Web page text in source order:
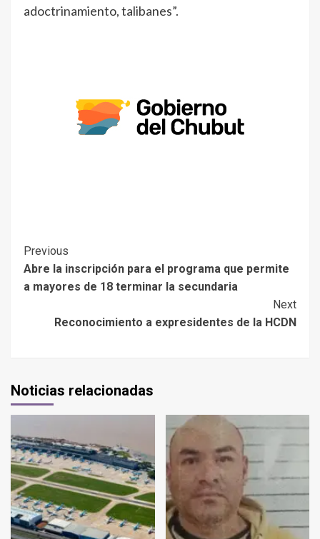
adoctrinamiento, talibanes”.
Previous
Abre la inscripción para el programa que permite
a mayores de 18 terminar la secundaria
Next
Reconocimiento a expresidentes de la HCDN
Noticias relacionadas